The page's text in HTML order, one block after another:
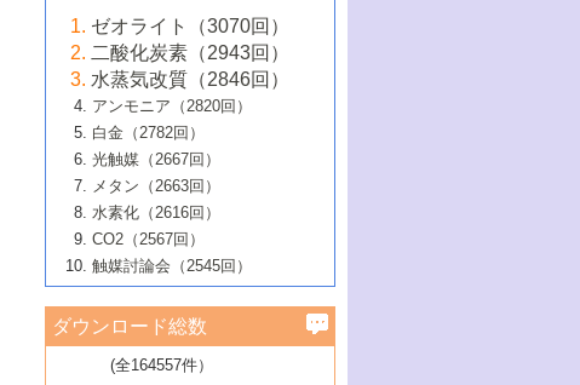
大学：オンライン・対面開催）
6号 メタン転換技術の最新動向
B号 第125回触媒討論会（2020年・工学
院大学）
5号 固体触媒による含窒素有機化合物変
換の最前線
6号 貴金属使用量低減に向けた自動車排
ガス浄化触媒の開発
B号 第123回触媒討論会（2019年・大阪
B号 第121回触媒討論会（2018年・東京
大学）
5号 水素のふるまいを解き明かす最先端
研究
6号 低級アルカンの有効利用のための触
媒技術
B号 第119回触媒討論会（2017年・首都
大学東京）
媒技術
3号 触媒研究の最先端～とびたて若き研究
者たち～（1）
4号 触媒研究の最先端～とびたて若き研究
者たち～（2）
5号 触媒研究の最先端～とびたて若き研究
者たち～（3）
6号 イオニクス材料と燃料電池・電解合成
の最新の研究動向
B号 第117回触媒討論会（2016年・大阪府
立大学）
2号 石油精製用触媒の最近の進展
3号 固体酸化物形燃料電池（SOFC）におけ
るアノード触媒上での燃料直接改質技術
4号 コアシェル構造の制御による触媒機能
5号 工業触媒およびその周辺技術の最近の
進歩
6号 ナノシート
B号 第115回触媒討論会（2015年・成蹊大
2号 光触媒反応機構に関する最新の研究動
向
開発動向
4号 人工光合成に向けた近年のアプローチ
5号 未利用熱エネルギーの有効活用に貢献
する触媒技術
6号 ポリオキソメタレート
B号 第113回触媒討論会（2014年・ロワジ
ールホテル豊橋）
1号 高耐久性燃料電池システム用触媒にお
ける新展開
2号 リビングラジカル重合の最近の動向
3号 天然ガスの化学工業的展開に関する触
媒技術
4号 貴金属触媒の精密構造制御とその活用
5号 バイオマス化成品製造のための固体触
6号 ナノ空間─吸着状態解析から新機能開拓
B号 第111回触媒討論会（2013年・関西大
▼54巻（2012年）
1号 規則性多孔体の利用技術における最近
の進歩
2号 第109回触媒討論会
3号 貴金属低減技術の最新動向
4号 貴金属代替技術の最新動向
5号 光触媒による物質変換反応の新展開
6号 グラフェン
7号 水素を利用する化成品合成の新潮流
▼53巻（2011年）
1号 金属学から見る合金触媒の新展開
2号 第107回触媒討論会
3号 触媒のその場観察法の進歩（１）
4号 触媒のその場観察法の進歩（２）
5号 不活性結合の触媒的活性化による有機
合成
6号 新しい固体酸触媒技術
7号 ゼオライト合成における最近の進歩
▼52巻（2010年）
1号 触媒の劣化対策と長寿命触媒開発
2号 第105回触媒討論会
3号 ナノ構造が拓く新機能
4号 活性サイトおよびその環境の精密な設
計による触媒の高機能化
5号 触媒を有効に使うための技術
7号 有機分子触媒による精密有機合成
1号 炭素材料－熱い注目を集める材料－
2号 第103回触媒討論会
3号 環境浄化用光触媒の現状と課題
4号 水素社会の実現に向けた水素製造・貯
蔵技術の進歩
5号 CO2が関わる触媒・材料
▼50巻（2008年）
1号 触媒化学と学会のこの10年，半世紀，
そして未来
2号 第101回触媒討論会
4号 錯体を利用したユニークな表面構造の
構築と機能
▼49巻（2007年）
1号 含フッ素化合物の合成と触媒
2号 第99回触媒討論会
3号 実用的ファインケミカル合成プロセス
を実現する触媒
▼48巻（2006年）
1号 固体酸触媒の最近の進歩
2号 第97回触媒討論会
3号 リビング重合触媒の最近の展開
1号 最近の触媒担体とその効果
2号 第95回触媒討論会
▼46巻（2004年）
1号 部分酸化反応触媒の最前線
▼45巻（2003年）
ゼオライト（3070回）
二酸化炭素（2943回）
水蒸気改質（2846回）
アンモニア（2820回）
白金（2782回）
光触媒（2667回）
メタン（2663回）
水素化（2616回）
CO2（2567回）
触媒討論会（2545回）
ダウンロード総数
(全164557件）